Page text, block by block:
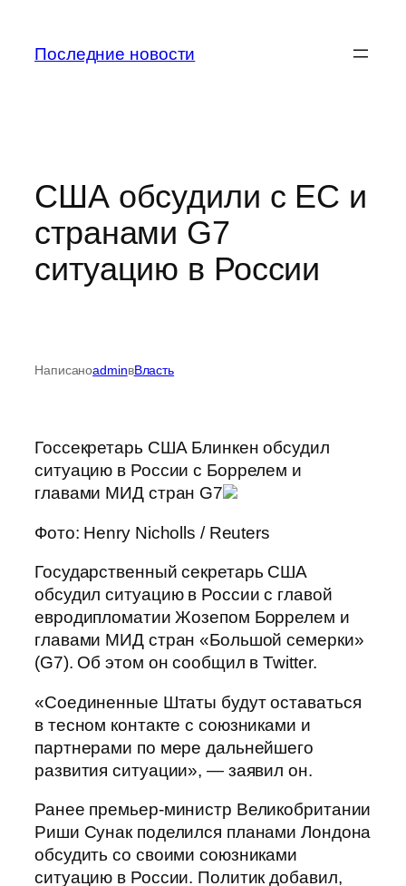
содержимому
Последние новости
США обсудили с ЕС и
странами G7
ситуацию в России
НаписаноadminвВласть
Госсекретарь США Блинкен обсудил
ситуацию в России с Боррелем и
главами МИД стран G7
Фото: Henry Nicholls / Reuters
Государственный секретарь США
обсудил ситуацию в России с главой
евродипломатии Жозепом Боррелем и
главами МИД стран «Большой семерки»
(G7). Об этом он сообщил в Twitter.
«Соединенные Штаты будут оставаться
в тесном контакте с союзниками и
партнерами по мере дальнейшего
развития ситуации», — заявил он.
Ранее премьер-министр Великобритании
Риши Сунак поделился планами Лондона
обсудить со своими союзниками
ситуацию в России. Политик добавил,